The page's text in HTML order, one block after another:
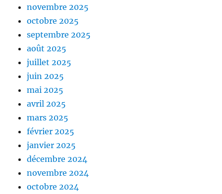
novembre 2025
octobre 2025
septembre 2025
août 2025
juillet 2025
juin 2025
mai 2025
avril 2025
mars 2025
février 2025
janvier 2025
décembre 2024
novembre 2024
octobre 2024